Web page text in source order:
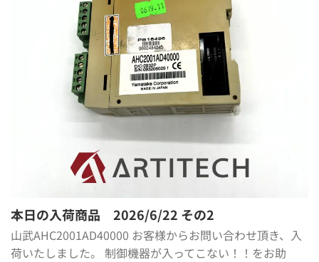
本日の入荷商品 2026/6/22 その2
山武AHC2001AD40000 お客様からお問い合わせ頂き、入
荷いたしました。 制御機器が入ってこない！！をお助